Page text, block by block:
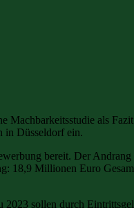
Machbarkeitsstudie als
in Düsseldorf ein.
bereit. Der
18,9 Millionen Euro
sollen durch